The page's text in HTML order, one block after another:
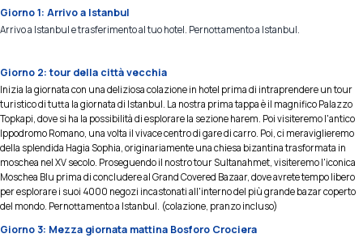
Giorno 1: Arrivo a Istanbul
Arrivo a Istanbul e trasferimento al tuo hotel. Pernottamento a Istanbul.
Giorno 2: tour della città vecchia
Inizia la giornata con una deliziosa colazione in hotel prima di intraprendere un tour
turistico di tutta la giornata di Istanbul. La nostra prima tappa è il magnifico Palazzo
Topkapi, dove si ha la possibilità di esplorare la sezione harem. Poi visiteremo l'antico
Ippodromo Romano, una volta il vivace centro di gare di carro. Poi, ci meraviglieremo
della splendida Hagia Sophia, originariamente una chiesa bizantina trasformata in
moschea nel XV secolo. Proseguendo il nostro tour Sultanahmet, visiteremo l'iconica
Moschea Blu prima di concludere al Grand Covered Bazaar, dove avrete tempo libero
per esplorare i suoi 4000 negozi incastonati all'interno del più grande bazar coperto
del mondo. Pernottamento a Istanbul. (colazione, pranzo incluso)
Giorno 3: Mezza giornata mattina Bosforo Crociera